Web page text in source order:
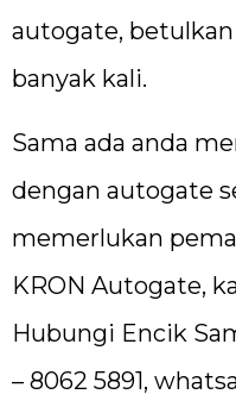
autogate,
banyak kali.
Sama ada anda
dengan autogate
memerlukan
KRON Autogate,
Hubungi Encik
– 8062 5891,